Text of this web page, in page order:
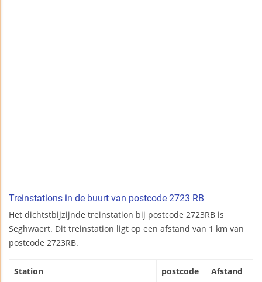
Treinstations in de buurt van postcode 2723 RB
Het dichtstbijzijnde treinstation bij postcode 2723RB is
Seghwaert. Dit treinstation ligt op een afstand van 1 km van
postcode 2723RB.
Station postcode Afstand